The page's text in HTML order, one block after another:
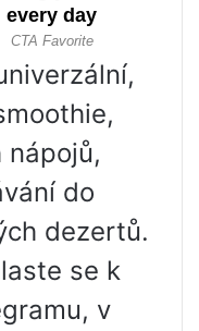
nápojů,
do
dezertů.
se k
v